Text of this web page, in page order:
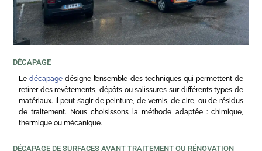
DÉCAPAGE
Ledécapage désigne l’ensemble des techniques qui permettent de
retirer des revêtements, dépôts ou salissures sur différents types de
matériaux. Il peut s’agir de peinture, de vernis, de cire, ou de résidus
de traitement. Nous choisissons la méthode adaptée : chimique,
thermique ou mécanique.
DÉCAPAGE DE SURFACES AVANT TRAITEMENT OU RÉNOVATION